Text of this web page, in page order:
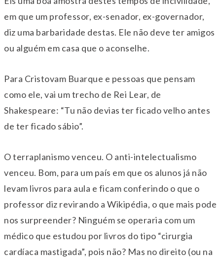
em que um professor, ex-senador, ex-governador,
diz uma barbaridade destas. Ele não deve ter amigos
ou alguém em casa que o aconselhe.
Para Cristovam Buarque e pessoas que pensam
como ele, vai um trecho de Rei Lear, de
Shakespeare: “Tu não devias ter ficado velho antes
de ter ficado sábio”.
O terraplanismo venceu. O anti-intelectualismo
venceu. Bom, para um país em que os alunos já não
levam livros para aula e ficam conferindo o que o
professor diz revirando a Wikipédia, o que mais pode
nos surpreender? Ninguém se operaria com um
médico que estudou por livros do tipo “cirurgia
cardíaca mastigada”, pois não? Mas no direito (ou na